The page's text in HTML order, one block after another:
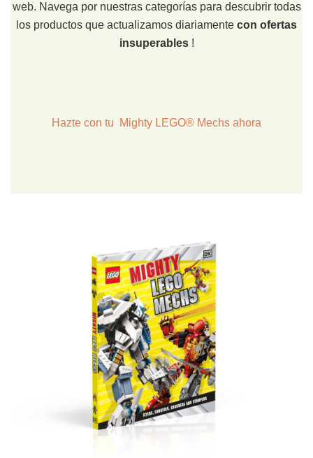
web. Navega por nuestras categorías para descubrir todas
los productos que actualizamos diariamente con ofertas
insuperables!
Hazte con tu Mighty LEGO® Mechs ahora